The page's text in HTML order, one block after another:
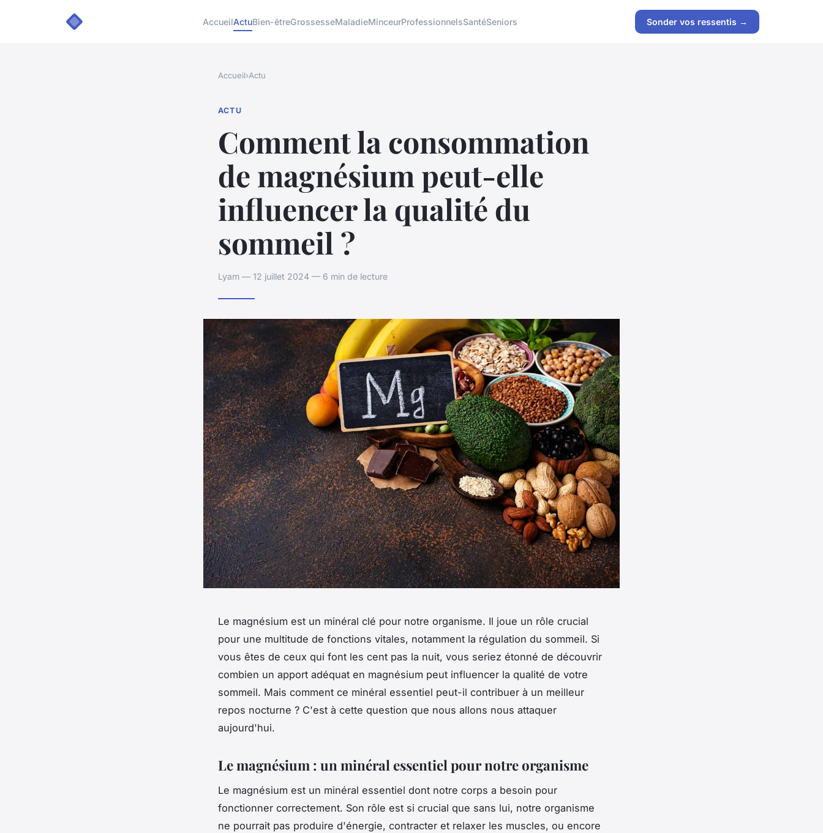
AccueilActuBien-êtreGrossesseMaladieMinceurProfessionnelsSantéSeniors Sonder vos ressentis →
Accueil›Actu
ACTU
Comment la consommation
de magnésium peut-elle
influencer la qualité du
sommeil ?
Lyam — 12 juillet 2024 — 6 min de lecture
Le magnésium est un minéral clé pour notre organisme. Il joue un rôle crucial
pour une multitude de fonctions vitales, notamment la régulation du sommeil. Si
vous êtes de ceux qui font les cent pas la nuit, vous seriez étonné de découvrir
combien un apport adéquat en magnésium peut influencer la qualité de votre
sommeil. Mais comment ce minéral essentiel peut-il contribuer à un meilleur
repos nocturne ? C'est à cette question que nous allons nous attaquer
aujourd'hui.
Le magnésium : un minéral essentiel pour notre organisme
Le magnésium est un minéral essentiel dont notre corps a besoin pour
fonctionner correctement. Son rôle est si crucial que sans lui, notre organisme
ne pourrait pas produire d'énergie, contracter et relaxer les muscles, ou encore